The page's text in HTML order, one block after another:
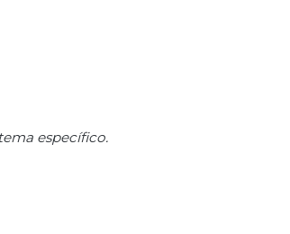
específico.